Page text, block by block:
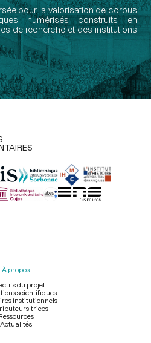
pour la valorisation de corpus
numérisés construits en
de recherche et des institutions
À propos
du projet
scientifiques
institutionnels
trices
Actualités